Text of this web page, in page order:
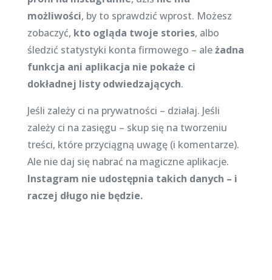
możliwości, by to sprawdzić wprost. Możesz
zobaczyć, kto ogląda twoje stories, albo
śledzić statystyki konta firmowego – ależadna
funkcja ani aplikacja nie pokaże ci
dokładnej listy odwiedzających.
Jeśli zależy ci na prywatności – działaj. Jeśli
zależy ci na zasięgu – skup się na tworzeniu
treści, które przyciągną uwagę (i komentarze).
Ale nie daj się nabrać na magiczne aplikacje.
Instagram nie udostępnia takich danych – i
raczej długo nie będzie.